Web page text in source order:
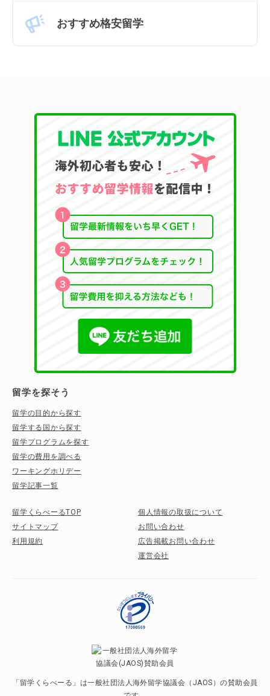
おすすめ格安留学
留学を探そう
留学の目的から探す
留学する国から探す
留学プログラムを探す
留学の費用を調べる
ワーキングホリデー
留学記事一覧
留学くらべーるTOP
サイトマップ
利用規約
個人情報の取扱について
お問い合わせ
広告掲載お問い合わせ
運営会社
「留学くらべーる」は一般社団法人海外留学協議会（JAOS）の賛助会員